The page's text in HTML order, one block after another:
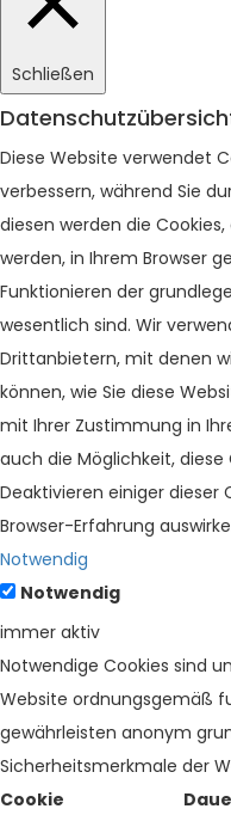
Schließen
Diese Website verwendet
verbessern, während Sie
diesen werden die
werden, in Ihrem Browser
Funktionieren der
wesentlich sind. Wir
Drittanbietern, mit denen
können, wie Sie diese
mit Ihrer Zustimmung in
auch die Möglichkeit, diese
Deaktivieren einiger dieser
Browser-Erfahrung
Notwendig
Notwendig
immer aktiv
Notwendige Cookies sind
Website ordnungsgemäß
gewährleisten anonym
Sicherheitsmerkmale der
Cookie